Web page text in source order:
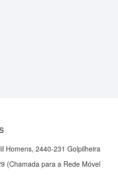
Homens, 2440-231 Golpilheira
(Chamada para a Rede Móvel